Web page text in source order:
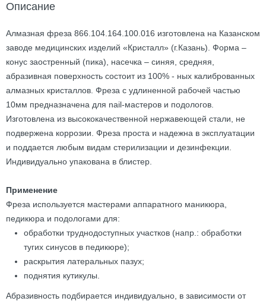
Описание
Алмазная фреза 866.104.164.100.016 изготовлена на Казанском
заводе медицинских изделий «Кристалл» (г.Казань). Форма –
конус заостренный (пика), насечка – синяя, средняя,
абразивная поверхность состоит из 100% - ных калиброванных
алмазных кристаллов. Фреза с удлиненной рабочей частью
10мм предназначена для nail-мастеров и подологов.
Изготовлена из высококачественной нержавеющей стали, не
подвержена коррозии. Фреза проста и надежна в эксплуатации
и поддается любым видам стерилизации и дезинфекции.
Индивидуально упакована в блистер.
Применение
Фреза используется мастерами аппаратного маникюра,
педикюра и подологами для:
обработки труднодоступных участков (напр.: обработки
тугих синусов в педикюре);
раскрытия латеральных пазух;
поднятия кутикулы.
Абразивность подбирается индивидуально, в зависимости от